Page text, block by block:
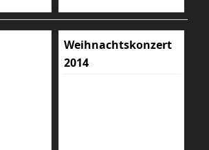
Weihnachtskonzert
2014